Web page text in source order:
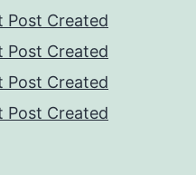
Post Created
Post Created
Post Created
Post Created